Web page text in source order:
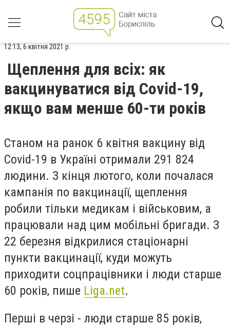
12:13, 6 квітня 2021 р.
Щеплення для всіх: як
вакцинуватися від Covid-19,
якщо вам менше 60-ти років
Станом на ранок 6 квітня вакцину від
Covid-19 в Україні отримали 291 824
людини. З кінця лютого, коли почалася
кампанія по вакцинації, щеплення
робили тільки медикам і військовим, а
працювали над цим мобільні бригади. З
22 березня відкрилися стаціонарні
пункти вакцинації, куди можуть
приходити соцпрацівники і люди старше
60 років, пише Liga.net.
Перші в черзі - люди старше 85 років,